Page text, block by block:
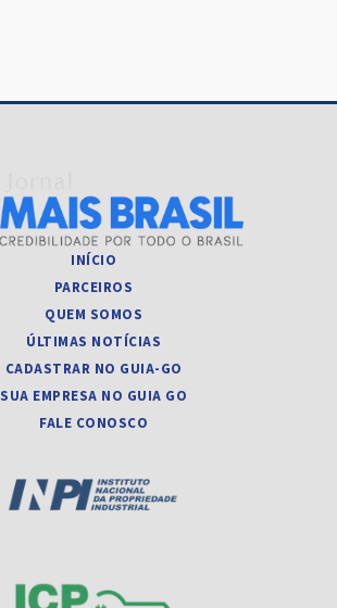
INÍCIO
PARCEIROS
QUEM SOMOS
ÚLTIMAS NOTÍCIAS
CADASTRAR NO GUIA-GO
SUA EMPRESA NO GUIA GO
FALE CONOSCO